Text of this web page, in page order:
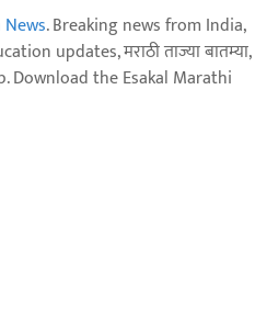
. Breaking news from India,
updates, मराठी ताज्या बातम्या,
Download the Esakal Marathi